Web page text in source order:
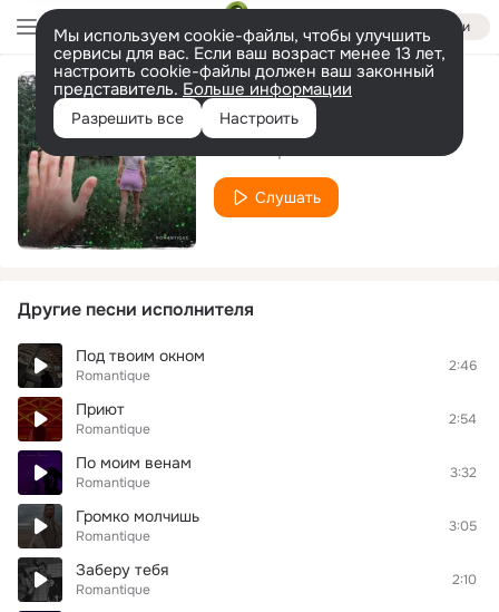
Войти
Мы используем cookie-файлы, чтобы улучшить
сервисы для вас. Если ваш возраст менее 13 лет,
настроить cookie-файлы должен ваш законный
представитель. Больше информации
Разрешить все Настроить
Иди лесом
Слушать
Другие песни исполнителя
Под твоим окном
Romantique
2:46
Приют
Romantique
2:54
По моим венам
Romantique
3:32
Громко молчишь
Romantique
3:05
Заберу тебя
Romantique
2:10